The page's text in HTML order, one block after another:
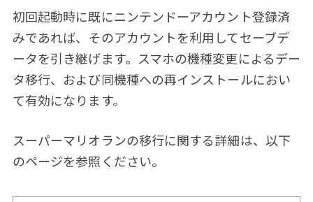
初回起動時に既にニンテンドーアカウント登録済
みであれば、そのアカウントを利用してセーブデ
ータを引き継げます。スマホの機種変更によるデー
タ移行、および同機種への再インストールにおい
て有効になります。
スーパーマリオランの移行に関する詳細は、以下
のページを参照ください。